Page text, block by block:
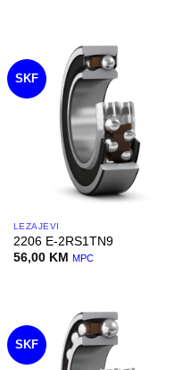
SKF
LEŽAJEVI
2206 E-2RS1TN9
56,00 KM MPC
SKF